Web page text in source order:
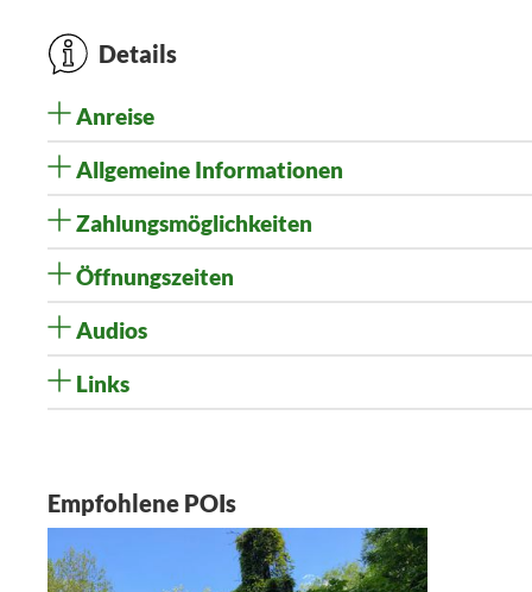
Details
Anreise
Allgemeine Informationen
Zahlungsmöglichkeiten
Öffnungszeiten
Audios
Links
Empfohlene POIs